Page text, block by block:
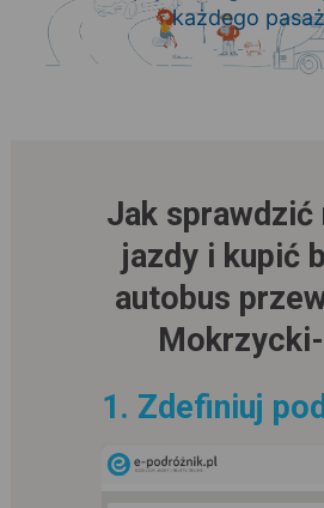
każdego
Jak sprawdzić
jazdy i kupić
autobus
1. Zdefiniuj